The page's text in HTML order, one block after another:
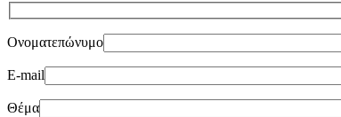
Ονοματεπώνυμο
E-mail
Θέμα